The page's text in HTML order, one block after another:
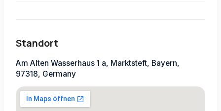
Standort
Am Alten Wasserhaus 1 a, Marktsteft, Bayern,
97318, Germany